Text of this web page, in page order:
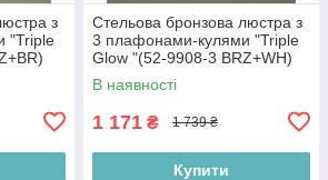
з
"Triple
Стельова бронзова люстра з
3 плафонами-кулями "Triple
Glow "(52-9908-3 BRZ+WH)
В наявності
1 171 ₴ 1 739 ₴
Купити